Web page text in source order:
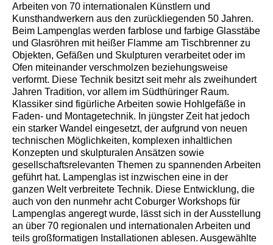
Arbeiten von 70 internationalen Künstlern und
Kunsthandwerkern aus den zurückliegenden 50 Jahren.
Beim Lampenglas werden farblose und farbige Glasstäbe
und Glasröhren mit heißer Flamme am Tischbrenner zu
Objekten, Gefäßen und Skulpturen verarbeitet oder im
Ofen miteinander verschmolzen beziehungsweise
verformt. Diese Technik besitzt seit mehr als zweihundert
Jahren Tradition, vor allem im Südthüringer Raum.
Klassiker sind figürliche Arbeiten sowie Hohlgefäße in
Faden- und Montagetechnik. In jüngster Zeit hat jedoch
ein starker Wandel eingesetzt, der aufgrund von neuen
technischen Möglichkeiten, komplexen inhaltlichen
Konzepten und skulpturalen Ansätzen sowie
gesellschaftsrelevanten Themen zu spannenden Arbeiten
geführt hat. Lampenglas ist inzwischen eine in der
ganzen Welt verbreitete Technik. Diese Entwicklung, die
auch von den nunmehr acht Coburger Workshops für
Lampenglas angeregt wurde, lässt sich in der Ausstellung
an über 70 regionalen und internationalen Arbeiten und
teils großformatigen Installationen ablesen. Ausgewählte